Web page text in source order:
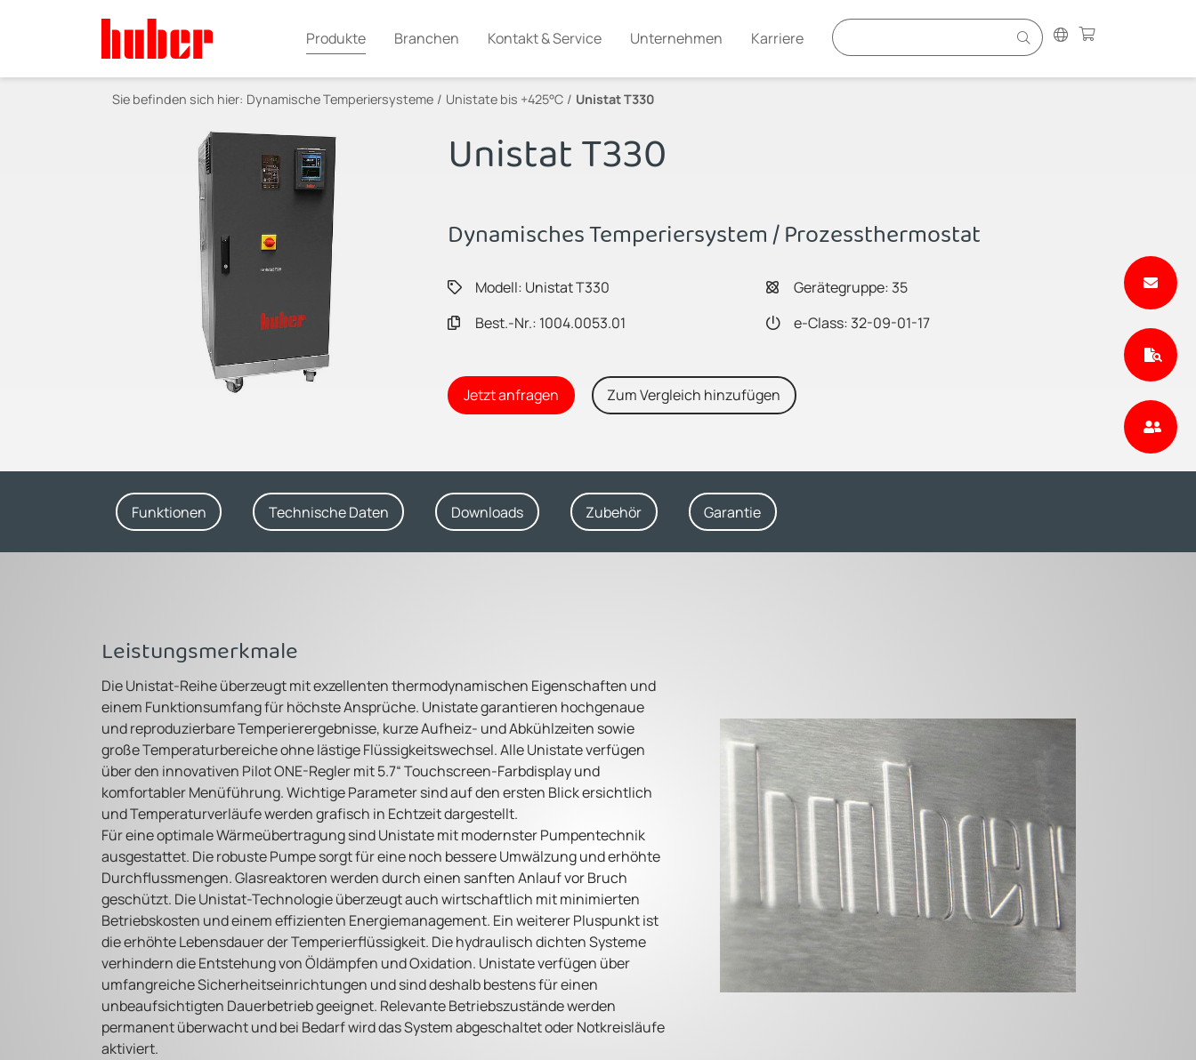
Produkte Branchen Kontakt & Service Unternehmen Karriere
Sie befinden sich hier: Dynamische Temperiersysteme Unistate bis +425°C Unistat T330
Unistat T330
Dynamisches Temperiersystem / Prozessthermostat
Modell: Unistat T330
Gerätegruppe: 35
Best.-Nr.: 1004.0053.01
e-Class: 32-09-01-17
Jetzt anfragen Zum Vergleich hinzufügen
Funktionen Technische Daten Downloads Zubehör Garantie
Leistungsmerkmale
Die Unistat-Reihe überzeugt mit exzellenten thermodynamischen Eigenschaften und
einem Funktionsumfang für höchste Ansprüche. Unistate garantieren hochgenaue
und reproduzierbare Temperierergebnisse, kurze Aufheiz- und Abkühlzeiten sowie
große Temperaturbereiche ohne lästige Flüssigkeitswechsel. Alle Unistate verfügen
über den innovativen Pilot ONE-Regler mit 5.7“ Touchscreen-Farbdisplay und
komfortabler Menüführung. Wichtige Parameter sind auf den ersten Blick ersichtlich
und Temperaturverläufe werden grafisch in Echtzeit dargestellt.
Für eine optimale Wärmeübertragung sind Unistate mit modernster Pumpentechnik
ausgestattet. Die robuste Pumpe sorgt für eine noch bessere Umwälzung und erhöhte
Durchflussmengen. Glasreaktoren werden durch einen sanften Anlauf vor Bruch
geschützt. Die Unistat-Technologie überzeugt auch wirtschaftlich mit minimierten
Betriebskosten und einem effizienten Energiemanagement. Ein weiterer Pluspunkt ist
die erhöhte Lebensdauer der Temperierflüssigkeit. Die hydraulisch dichten Systeme
verhindern die Entstehung von Öldämpfen und Oxidation. Unistate verfügen über
umfangreiche Sicherheitseinrichtungen und sind deshalb bestens für einen
unbeaufsichtigten Dauerbetrieb geeignet. Relevante Betriebszustände werden
permanent überwacht und bei Bedarf wird das System abgeschaltet oder Notkreisläufe
aktiviert.